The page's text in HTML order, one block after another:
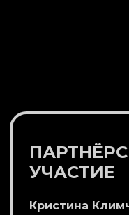
УЧАСТИЕ
Кристина